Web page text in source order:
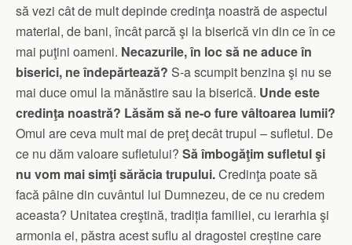
să vezi cât de mult depinde credinţa noastră de aspectul
material, de bani, încât parcă şi la biserică vin din ce în ce
mai puţini oameni. Necazurile, în loc să ne aduce în
biserici, ne îndepărtează? S-a scumpit benzina şi nu se
mai duce omul la mănăstire sau la biserică. Unde este
credinţa noastră? Lăsăm să ne-o fure vâltoarea lumii?
Omul are ceva mult mai de preţ decât trupul – sufletul. De
ce nu dăm valoare sufletului? Să îmbogăţim sufletul şi
nu vom mai simţi sărăcia trupului.Credinţa poate să
facă pâine din cuvântul lui Dumnezeu, de ce nu credem
aceasta? Unitatea creştină, tradiția familiei, cu ierarhia şi
armonia ei, păstra acest suflu al dragostei creștine care